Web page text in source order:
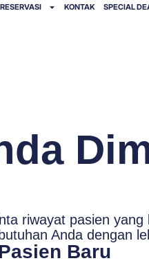
RESERVASI KONTAK SPECIAL
riwayat pasien yang
Anda dengan
Baru